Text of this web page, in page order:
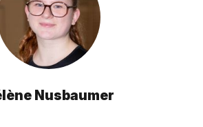
Nusbaumer